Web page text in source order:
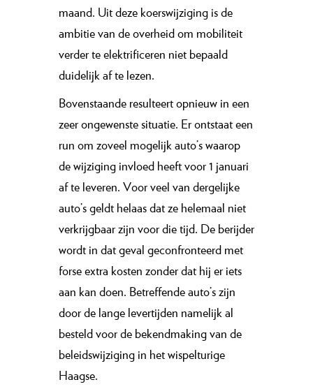
maand. Uit deze koerswijziging is de
ambitie van de overheid om mobiliteit
verder te elektrificeren niet bepaald
duidelijk af te lezen.
Bovenstaande resulteert opnieuw in een
zeer ongewenste situatie. Er ontstaat een
run om zoveel mogelijk auto’s waarop
de wijziging invloed heeft voor 1 januari
af te leveren. Voor veel van dergelijke
auto’s geldt helaas dat ze helemaal niet
verkrijgbaar zijn voor die tijd. De berijder
wordt in dat geval geconfronteerd met
forse extra kosten zonder dat hij er iets
aan kan doen. Betreffende auto’s zijn
door de lange levertijden namelijk al
besteld voor de bekendmaking van de
beleidswijziging in het wispelturige
Haagse.